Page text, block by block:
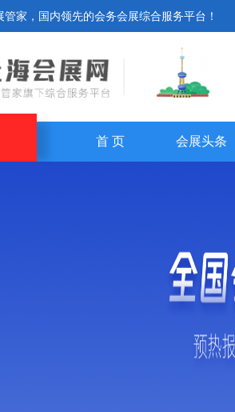
管家，国内领先的会务会展综合服务平台！
首 页 会展头条